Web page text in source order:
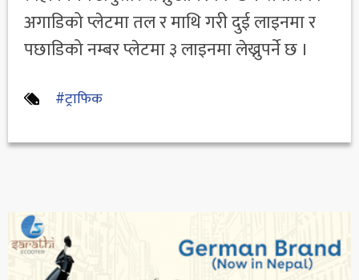
अगाडिको प्लेटमा तल र माथि गरी दुई लाइनमा र
पछाडिको नम्बर प्लेटमा ३ लाइनमा लेख्नुपर्ने छ ।
#ट्राफिक